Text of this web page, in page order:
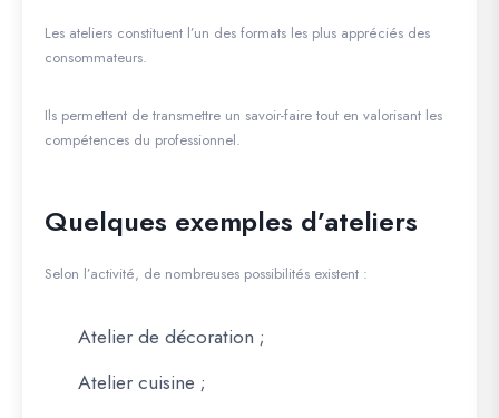
Les ateliers constituent l’un des formats les plus appréciés des
consommateurs.
Ils permettent de transmettre un savoir-faire tout en valorisant les
compétences du professionnel.
Quelques exemples d’ateliers
Selon l’activité, de nombreuses possibilités existent :
Atelier de décoration ;
Atelier cuisine ;